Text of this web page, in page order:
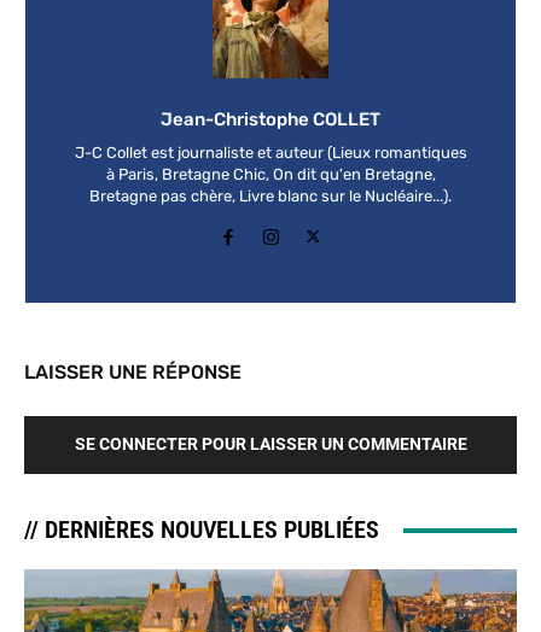
Jean-Christophe COLLET
J-C Collet est journaliste et auteur (Lieux romantiques
à Paris, Bretagne Chic, On dit qu'en Bretagne,
Bretagne pas chère, Livre blanc sur le Nucléaire...).
LAISSER UNE RÉPONSE
SE CONNECTER POUR LAISSER UN COMMENTAIRE
// DERNIÈRES NOUVELLES PUBLIÉES